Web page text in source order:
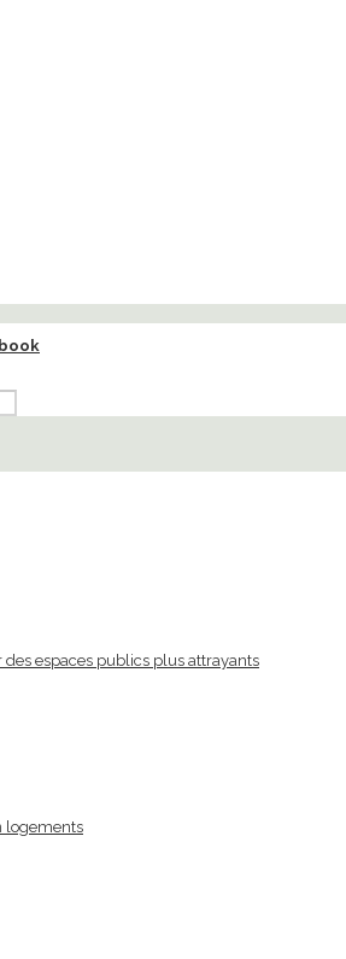
espaces publics plus attrayants
logements